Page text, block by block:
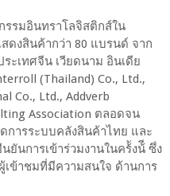
รรมอินทราโลจิสติกส์ใน
ดงสินค้ากว่า 80 แบรนด์ จาก
ะเทศจีน เวียดนาม อินเดีย
(Thailand) Co., Ltd.,
Co., Ltd., Addverb
Association ตลอดจน
การระบบคลังสินค้าไทย และ
ยันการเข้าร่วมงานในคร้ังน้ี ซึ่ง
ข้าชมที่มีความสนใจ ด้านการ